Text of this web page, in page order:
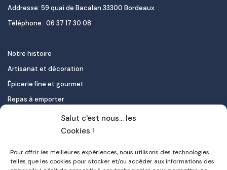
Salut c'est nous... les
Cookies !
Pour offrir les meilleures expériences, nous utilisons des technologies
telles que les cookies pour stocker et/ou accéder aux informations des
Addresse: 59 quai de Bacalan 33300 Bordeaux
Téléphone : 06 37 17 30 08
Notre histoire
Artisanat et décoration
Épicerie fine et gourmet
Repas à emporter
Le pastel de nata
Contact